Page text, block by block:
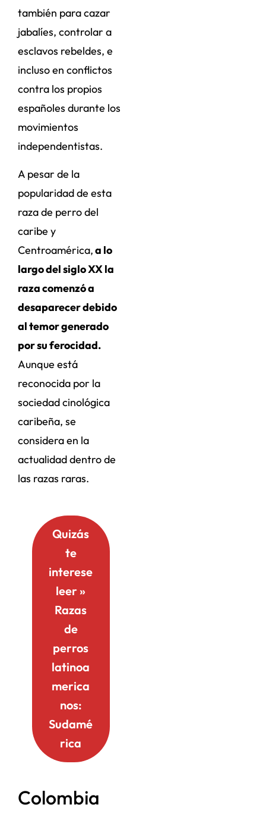
también para cazar
jabalíes, controlar a
esclavos rebeldes, e
incluso en conflictos
contra los propios
españoles durante los
movimientos
independentistas.
A pesar de la
popularidad de esta
raza de perro del
caribe y
Centroamérica,a lo
largo del siglo XX la
raza comenzó a
desaparecer debido
al temor generado
por su ferocidad.
Aunque está
reconocida por la
sociedad cinológica
caribeña, se
considera en la
actualidad dentro de
las razas raras.
Quizás
te
interese
leer »
Razas
de
perros
latinoa
merica
nos:
Sudamé
rica
Colombia